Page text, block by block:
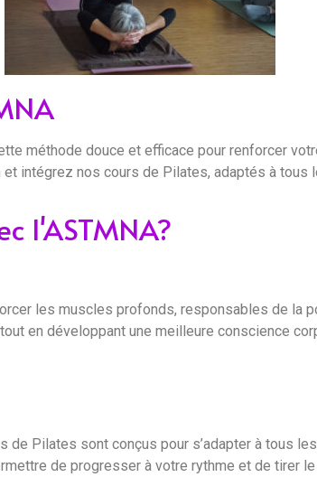
méthode douce et efficace pour renforcer
intégrez nos cours de Pilates, adaptés à tous
l'ASTMNA?
les muscles profonds, responsables de la
en développant une meilleure conscience
de Pilates sont conçus pour s’adapter à tous
de progresser à votre rythme et de tirer le